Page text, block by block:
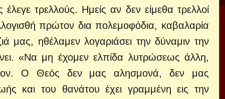
τρελλούς. Ημείς αν δεν είμεθα τρελλοί
πρώτον δια πολεμοφόδια, καβαλαρία
μας, ηθέλαμεν λογαριάσει την δύναμιν την
«Να μη έχομεν ελπίδα λυτρώσεως άλλη,
Ο Θεός δεν μας αλησμονά, δεν μας
και του θανάτου έχει γραμμένη εις την